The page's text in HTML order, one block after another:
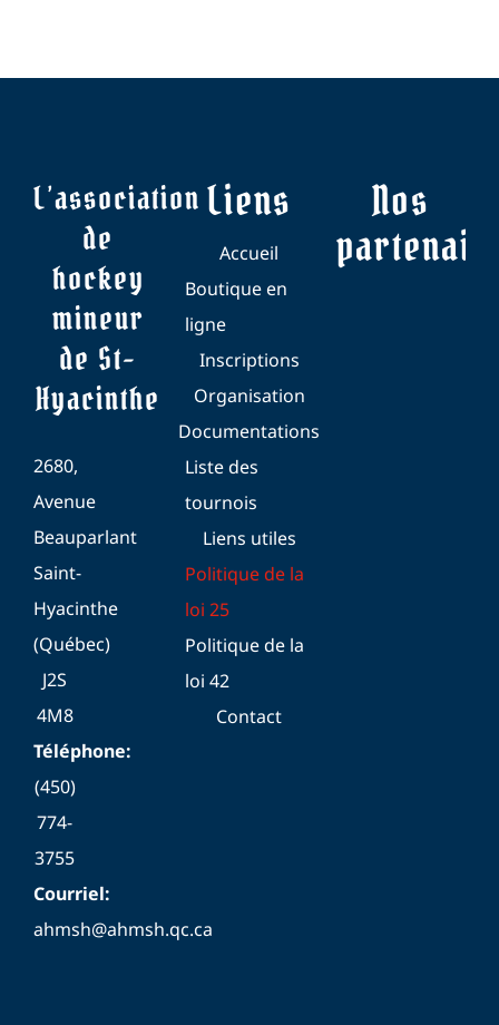
L’association
de
hockey
mineur
de St-
Hyacinthe
2680,
Avenue
Beauparlant
Saint-
Hyacinthe
(Québec)
J2S
4M8
Téléphone:
(450)
774-
3755
Courriel:
ahmsh@ahmsh.qc.ca
Liens
Accueil
Boutique en
ligne
Inscriptions
Organisation
Documentations
Liste des
tournois
Liens utiles
Politique de la
loi 25
Politique de la
loi 42
Contact
Nos